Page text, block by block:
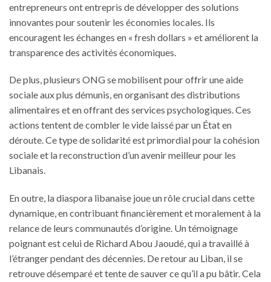
entrepreneurs ont entrepris de développer des solutions
innovantes pour soutenir les économies locales. Ils
encouragent les échanges en « fresh dollars » et améliorent la
transparence des activités économiques.
De plus, plusieurs ONG se mobilisent pour offrir une aide
sociale aux plus démunis, en organisant des distributions
alimentaires et en offrant des services psychologiques. Ces
actions tentent de combler le vide laissé par un État en
déroute. Ce type de solidarité est primordial pour la cohésion
sociale et la reconstruction d’un avenir meilleur pour les
Libanais.
En outre, la diaspora libanaise joue un rôle crucial dans cette
dynamique, en contribuant financièrement et moralement à la
relance de leurs communautés d’origine. Un témoignage
poignant est celui de Richard Abou Jaoudé, qui a travaillé à
l’étranger pendant des décennies. De retour au Liban, il se
retrouve désemparé et tente de sauver ce qu’il a pu bâtir. Cela